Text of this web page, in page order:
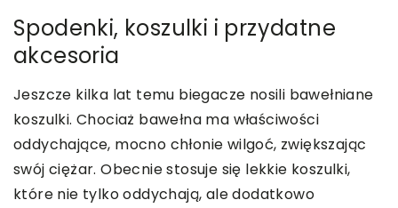
Spodenki, koszulki i przydatne
akcesoria
Jeszcze kilka lat temu biegacze nosili bawełniane
koszulki. Chociaż bawełna ma właściwości
oddychające, mocno chłonie wilgoć, zwiększając
swój ciężar. Obecnie stosuje się lekkie koszulki,
które nie tylko oddychają, ale dodatkowo